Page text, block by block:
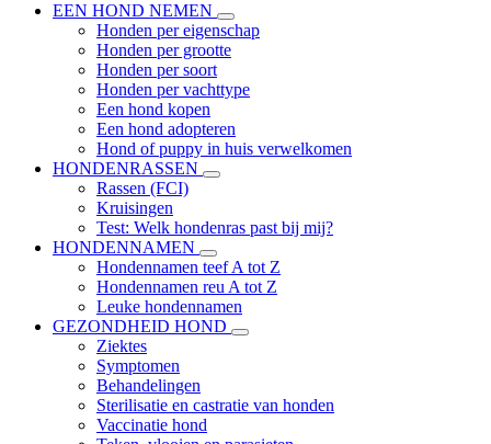
EEN HOND NEMEN
Honden per eigenschap
Honden per grootte
Honden per soort
Honden per vachttype
Een hond kopen
Een hond adopteren
Hond of puppy in huis verwelkomen
HONDENRASSEN
Rassen (FCI)
Kruisingen
Test: Welk hondenras past bij mij?
HONDENNAMEN
Hondennamen teef A tot Z
Hondennamen reu A tot Z
Leuke hondennamen
GEZONDHEID HOND
Ziektes
Symptomen
Behandelingen
Sterilisatie en castratie van honden
Vaccinatie hond